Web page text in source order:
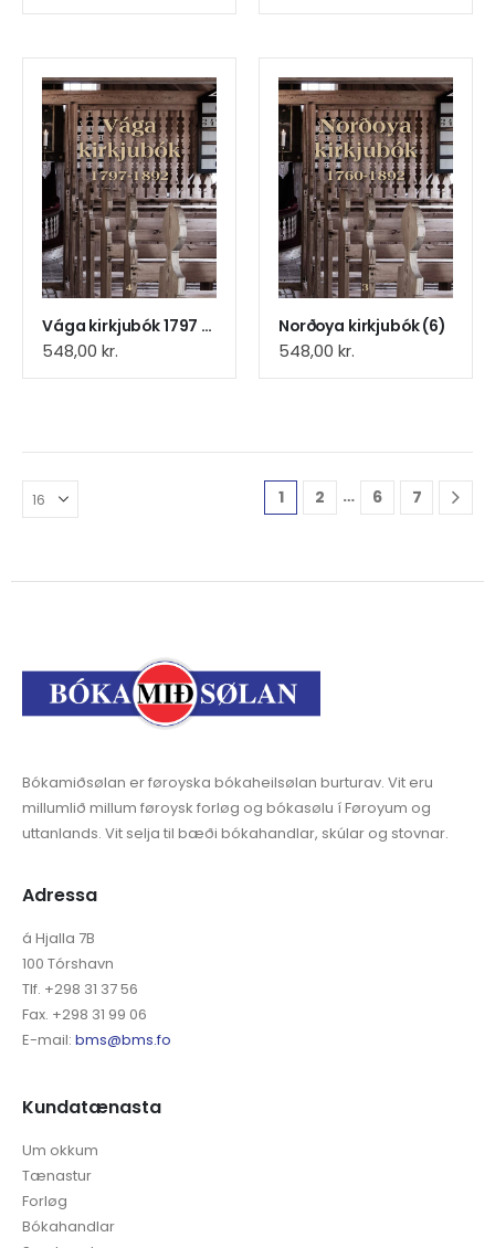
Vága kirkjubók 1797 - 1892 (9)
548,00 kr.
Norðoya kirkjubók (6)
548,00 kr.
1 2 … 6 7
Bókamiðsølan er føroyska bókaheilsølan burturav. Vit eru
millumlið millum føroysk forløg og bókasølu í Føroyum og
uttanlands. Vit selja til bæði bókahandlar, skúlar og stovnar.
Adressa
á Hjalla 7B
100 Tórshavn
Tlf. +298 31 37 56
Fax. +298 31 99 06
E-mail: bms@bms.fo
Kundatænasta
Um okkum
Tænastur
Forløg
Bókahandlar